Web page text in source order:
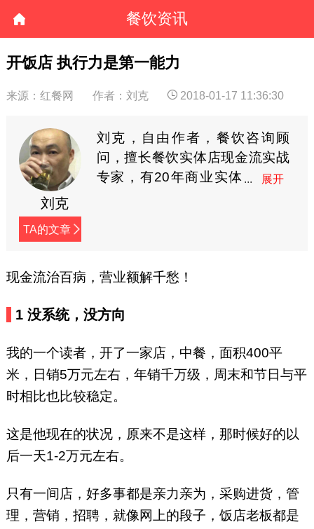
餐饮资讯
开饭店 执行力是第一能力
来源：红餐网 作者：刘克 2018-01-17 11:36:30
刘克
TA的文章
刘克，自由作者，餐饮咨询顾
问，擅长餐饮实体店现金流实战
专家，有20年商业实体
现金流治百病，营业额解千愁！
1 没系统，没方向
我的一个读者，开了一家店，中餐，面积400平
米，日销5万元左右，年销千万级，周末和节日与平
时相比也比较稳定。
这是他现在的状况，原来不是这样，那时候好的以
后一天1-2万元左右。
只有一间店，好多事都是亲力亲为，采购进货，管
理，营销，招聘，就像网上的段子，饭店老板都是